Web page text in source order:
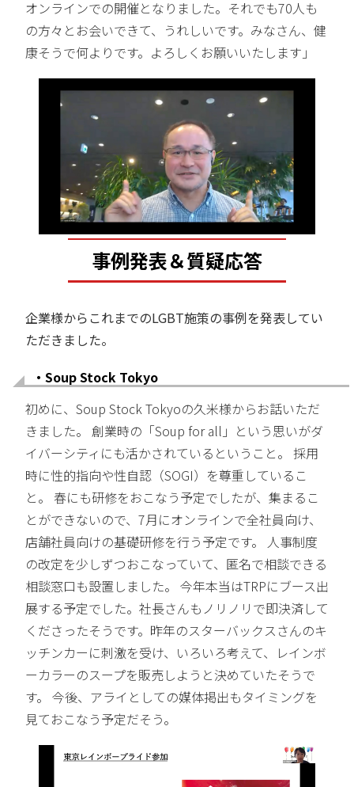
オンラインでの開催となりました。それでも70人も
の方々とお会いできて、うれしいです。みなさん、健
康そうで何よりです。よろしくお願いいたします」
事例発表＆質疑応答
企業様からこれまでのLGBT施策の事例を発表してい
ただきました。
・Soup Stock Tokyo
初めに、Soup Stock Tokyoの久米様からお話いただ
きました。 創業時の「Soup for all」という思いがダ
イバーシティにも活かされているということ。 採用
時に性的指向や性自認（SOGI）を尊重しているこ
と。 春にも研修をおこなう予定でしたが、集まるこ
とができないので、7月にオンラインで全社員向け、
店舗社員向けの基礎研修を行う予定です。 人事制度
の改定を少しずつおこなっていて、匿名で相談できる
相談窓口も設置しました。 今年本当はTRPにブース出
展する予定でした。社長さんもノリノリで即決済して
くださったそうです。昨年のスターバックスさんのキ
ッチンカーに刺激を受け、いろいろ考えて、レインボ
ーカラーのスープを販売しようと決めていたそうで
す。 今後、アライとしての媒体掲出もタイミングを
見ておこなう予定だそう。